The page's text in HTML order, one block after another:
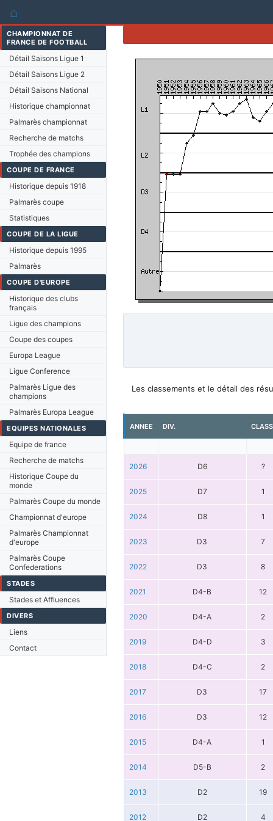
⌂
CHAMPIONNAT DE
FRANCE DE FOOTBALL
Détail Saisons Ligue 1
Détail Saisons Ligue 2
Détail Saisons National
Historique championnat
Palmarès championnat
Recherche de matchs
Trophée des champions
COUPE DE FRANCE
Historique depuis 1918
Palmarès coupe
Statistiques
COUPE DE LA LIGUE
Historique depuis 1995
Palmarès
COUPE D'EUROPE
Historique des clubs
français
Ligue des champions
Coupe des coupes
Europa League
Ligue Conference
Palmarès Ligue des
champions
Palmarès Europa League
EQUIPES NATIONALES
Equipe de france
Recherche de matchs
Historique Coupe du
monde
Palmarès Coupe du monde
Championnat d'europe
Palmarès Championnat
d'europe
Palmarès Coupe
Confederations
STADES
Stades et Affluences
DIVERS
Liens
Contact
Les classements et le détail des
ANNEE DIV.
2026 D6 ?
2025 D7 1
2024 D8 1
2023 D3 7
2022 D3 8
2021 D4-B 12
2020 D4-A 2
2019 D4-D 3
2018 D4-C 2
2017 D3 17
2016 D3 12
2015 D4-A 1
2014 D5-B 2
2013 D2 19
2012 D2 4